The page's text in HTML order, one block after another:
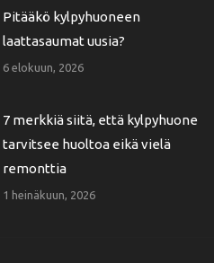
Pitääkö kylpyhuoneen
laattasaumat uusia?
6 elokuun, 2026
7 merkkiä siitä, että kylpyhuone
tarvitsee huoltoa eikä vielä
remonttia
1 heinäkuun, 2026